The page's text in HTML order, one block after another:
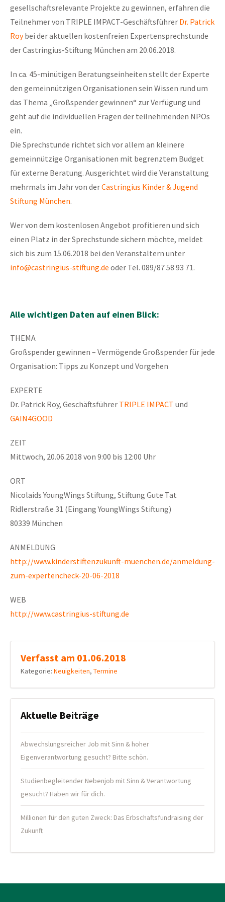
gesellschaftsrelevante Projekte zu gewinnen, erfahren die
Teilnehmer von TRIPLE IMPACT-Geschäftsführer Dr. Patrick
Roybei der aktuellen kostenfreien Expertensprechstunde
der Castringius-Stiftung München am 20.06.2018.
In ca. 45-minütigen Beratungseinheiten stellt der Experte
den gemeinnützigen Organisationen sein Wissen rund um
das Thema „Großspender gewinnen“ zur Verfügung und
geht auf die individuellen Fragen der teilnehmenden NPOs
ein.
Die Sprechstunde richtet sich vor allem an kleinere
gemeinnützige Organisationen mit begrenztem Budget
für externe Beratung. Ausgerichtet wird die Veranstaltung
mehrmals im Jahr von derCastringius Kinder & Jugend
Stiftung München.
Wer von dem kostenlosen Angebot profitieren und sich
einen Platz in der Sprechstunde sichern möchte, meldet
sich bis zum 15.06.2018 bei den Veranstaltern unter
info@castringius-stiftung.de oder Tel. 089/87 58 93 71.
Alle wichtigen Daten auf einen Blick:
THEMA
Großspender gewinnen – Vermögende Großspender für jede
Organisation: Tipps zu Konzept und Vorgehen
EXPERTE
Dr. Patrick Roy, Geschäftsführer TRIPLE IMPACT und
GAIN4GOOD
ZEIT
Mittwoch, 20.06.2018 von 9:00 bis 12:00 Uhr
ORT
Nicolaids YoungWings Stiftung, Stiftung Gute Tat
Ridlerstraße 31 (Eingang YoungWings Stiftung)
80339 München
ANMELDUNG
http://www.kinderstiftenzukunft-muenchen.de/anmeldung-
zum-expertencheck-20-06-2018
WEB
http://www.castringius-stiftung.de
Verfasst am 01.06.2018
Kategorie: Neuigkeiten, Termine
Aktuelle Beiträge
Abwechslungsreicher Job mit Sinn & hoher
Eigenverantwortung gesucht? Bitte schön.
Studienbegleitender Nebenjob mit Sinn & Verantwortung
gesucht? Haben wir für dich.
Millionen für den guten Zweck: Das Erbschaftsfundraising der
Zukunft